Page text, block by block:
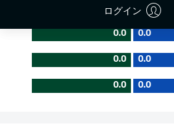
ログイン
PASS EFFICIENCY
0.0 0.0
0.0 0.0
0.0 0.0